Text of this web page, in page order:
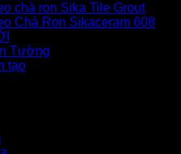
chà ron Sika Tile Grout
Chà Ron Sikaceram 608
Tường
tạo